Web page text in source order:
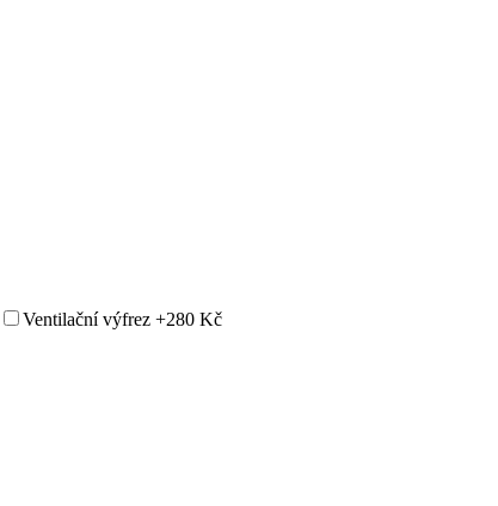
Ventilační výfrez +280 Kč